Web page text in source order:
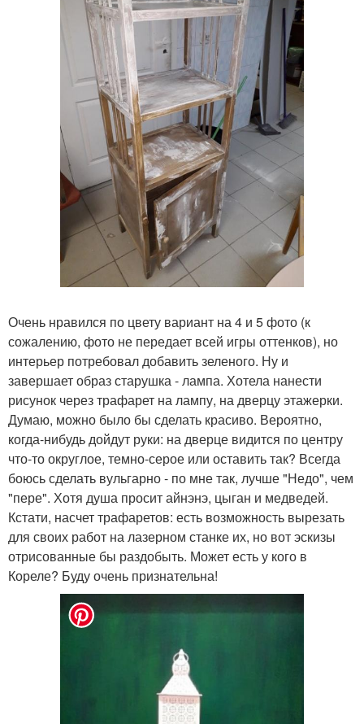
Очень нравился по цвету вариант на 4 и 5 фото (к
сожалению, фото не передает всей игры оттенков), но
интерьер потребовал добавить зеленого. Ну и
завершает образ старушка - лампа. Хотела нанести
рисунок через трафарет на лампу, на дверцу этажерки.
Думаю, можно было бы сделать красиво. Вероятно,
когда-нибудь дойдут руки: на дверце видится по центру
что-то округлое, темно-серое или оставить так? Всегда
боюсь сделать вульгарно - по мне так, лучше "Недо", чем
"пере". Хотя душа просит айнэнэ, цыган и медведей.
Кстати, насчет трафаретов: есть возможность вырезать
для своих работ на лазерном станке их, но вот эскизы
отрисованные бы раздобыть. Может есть у кого в
Кореле? Буду очень признательна!